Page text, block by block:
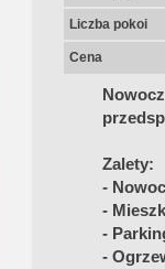
Liczba pokoi
Cena
Zalety:
-
-
-
-